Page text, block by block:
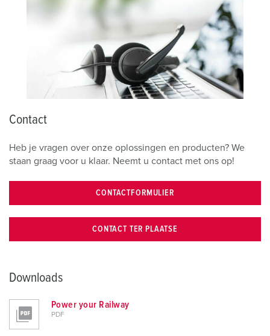
Contact
Heb je vragen over onze oplossingen en producten? We
staan graag voor u klaar. Neemt u contact met ons op!
CONTACTFORMULIER
CONTACT TER PLAATSE
Downloads
Power your Railway
PDF